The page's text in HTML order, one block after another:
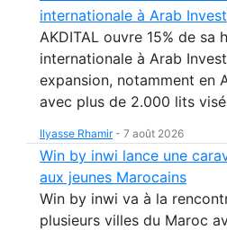
internationale à Arab Invest
AKDITAL ouvre 15% de sa
internationale à Arab
expansion, notamment en
avec plus de 2.000 lits
Ilyasse Rhamir- 7 août 2026
Win by inwi lance une
aux jeunes Marocains
Win by inwi va à la
plusieurs villes du Maroc